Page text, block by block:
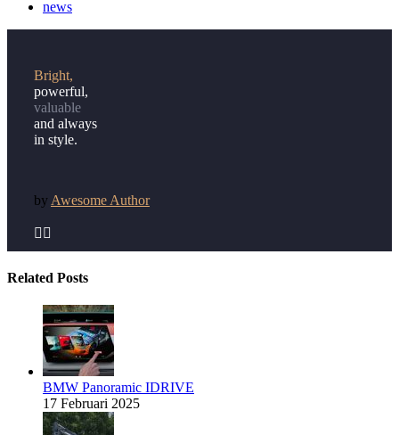
news
Bright,
powerful,
valuable
and always
in style.
by Awesome Author
 
Related Posts
BMW Panoramic IDRIVE
17 Februari 2025